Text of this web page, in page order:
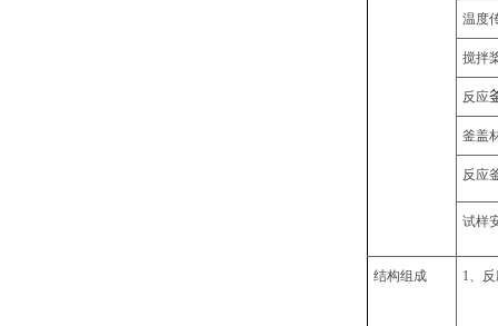
温度
搅拌
反应
釜盖
反应
试样
结构组成 1、